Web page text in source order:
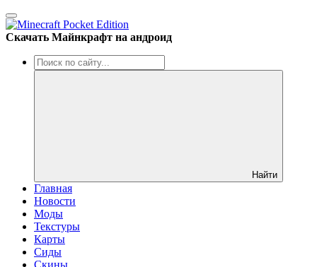
Скачать Майнкрафт на андроид
Найти
Главная
Новости
Моды
Текстуры
Карты
Сиды
Cкины